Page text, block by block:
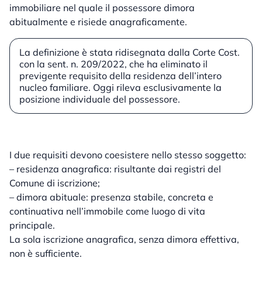
immobiliare nel quale il possessore dimora
abitualmente e risiede anagraficamente.
La definizione è stata ridisegnata dalla Corte Cost.
con la sent. n. 209/2022, che ha eliminato il
previgente requisito della residenza dell’intero
nucleo familiare. Oggi rileva esclusivamente la
posizione individuale del possessore.
I due requisiti devono coesistere nello stesso soggetto:
– residenza anagrafica: risultante dai registri del
Comune di iscrizione;
– dimora abituale: presenza stabile, concreta e
continuativa nell’immobile come luogo di vita
principale.
La sola iscrizione anagrafica, senza dimora effettiva,
non è sufficiente.